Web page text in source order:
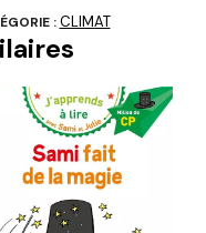
:CLIMAT